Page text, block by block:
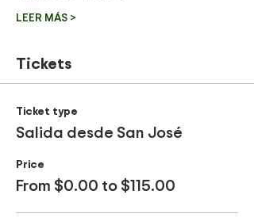
LEER MÁS >
Tickets
Ticket type
Salida desde San José
Price
From $0.00 to $115.00